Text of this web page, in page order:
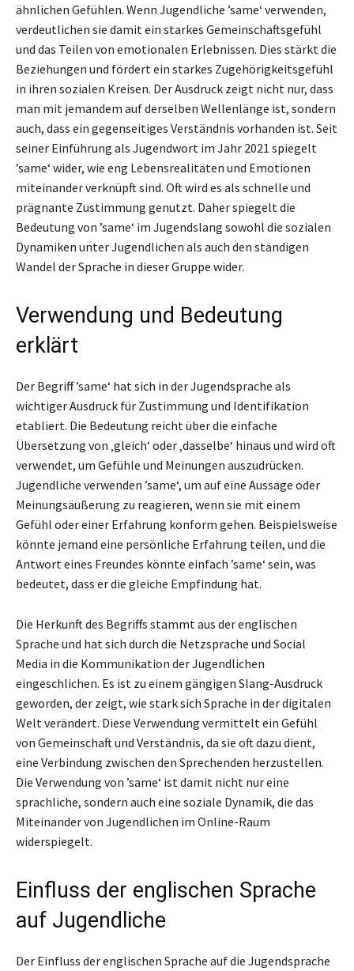
ähnlichen Gefühlen. Wenn Jugendliche ’same‘ verwenden,
verdeutlichen sie damit ein starkes Gemeinschaftsgefühl
und das Teilen von emotionalen Erlebnissen. Dies stärkt die
Beziehungen und fördert ein starkes Zugehörigkeitsgefühl
in ihren sozialen Kreisen. Der Ausdruck zeigt nicht nur, dass
man mit jemandem auf derselben Wellenlänge ist, sondern
auch, dass ein gegenseitiges Verständnis vorhanden ist. Seit
seiner Einführung als Jugendwort im Jahr 2021 spiegelt
’same‘ wider, wie eng Lebensrealitäten und Emotionen
miteinander verknüpft sind. Oft wird es als schnelle und
prägnante Zustimmung genutzt. Daher spiegelt die
Bedeutung von ’same‘ im Jugendslang sowohl die sozialen
Dynamiken unter Jugendlichen als auch den ständigen
Wandel der Sprache in dieser Gruppe wider.
Verwendung und Bedeutung
erklärt
Der Begriff ’same‘ hat sich in der Jugendsprache als
wichtiger Ausdruck für Zustimmung und Identifikation
etabliert. Die Bedeutung reicht über die einfache
Übersetzung von ‚gleich‘ oder ‚dasselbe‘ hinaus und wird oft
verwendet, um Gefühle und Meinungen auszudrücken.
Jugendliche verwenden ’same‘, um auf eine Aussage oder
Meinungsäußerung zu reagieren, wenn sie mit einem
Gefühl oder einer Erfahrung konform gehen. Beispielsweise
könnte jemand eine persönliche Erfahrung teilen, und die
Antwort eines Freundes könnte einfach ’same‘ sein, was
bedeutet, dass er die gleiche Empfindung hat.
Die Herkunft des Begriffs stammt aus der englischen
Sprache und hat sich durch die Netzsprache und Social
Media in die Kommunikation der Jugendlichen
eingeschlichen. Es ist zu einem gängigen Slang-Ausdruck
geworden, der zeigt, wie stark sich Sprache in der digitalen
Welt verändert. Diese Verwendung vermittelt ein Gefühl
von Gemeinschaft und Verständnis, da sie oft dazu dient,
eine Verbindung zwischen den Sprechenden herzustellen.
Die Verwendung von ’same‘ ist damit nicht nur eine
sprachliche, sondern auch eine soziale Dynamik, die das
Miteinander von Jugendlichen im Online-Raum
widerspiegelt.
Einfluss der englischen Sprache
auf Jugendliche
Der Einfluss der englischen Sprache auf die Jugendsprache